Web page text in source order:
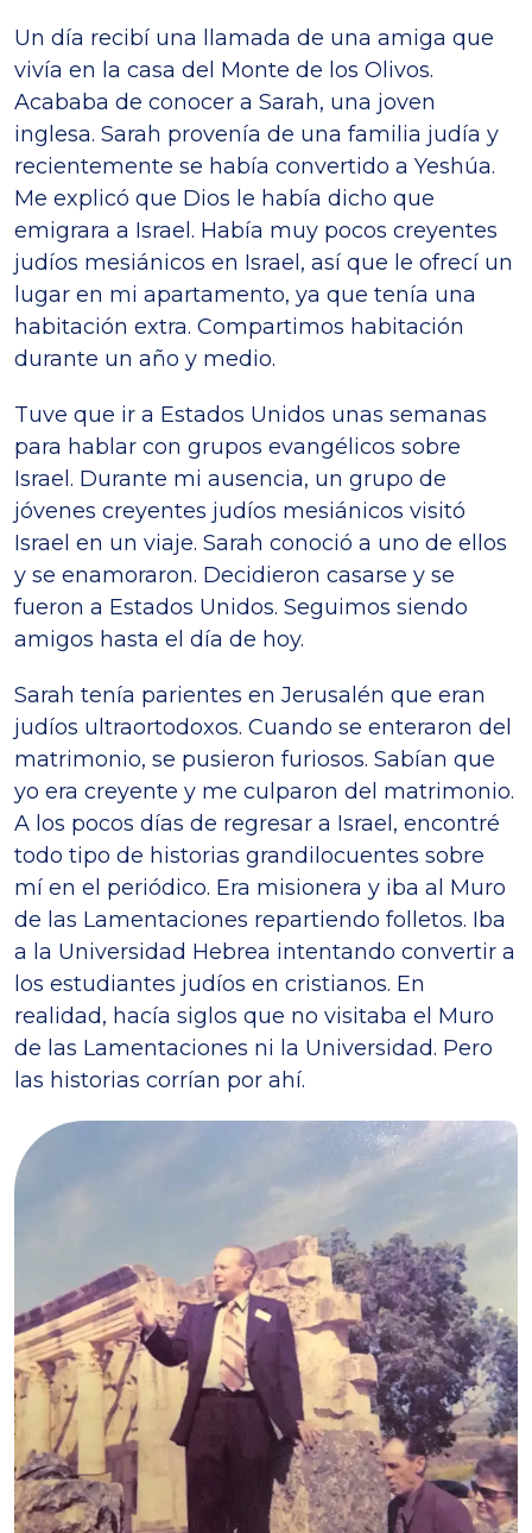
Un día recibí una llamada de una amiga que
vivía en la casa del Monte de los Olivos.
Acababa de conocer a Sarah, una joven
inglesa. Sarah provenía de una familia judía y
recientemente se había convertido a Yeshúa.
Me explicó que Dios le había dicho que
emigrara a Israel. Había muy pocos creyentes
judíos mesiánicos en Israel, así que le ofrecí un
lugar en mi apartamento, ya que tenía una
habitación extra. Compartimos habitación
durante un año y medio.
Tuve que ir a Estados Unidos unas semanas
para hablar con grupos evangélicos sobre
Israel. Durante mi ausencia, un grupo de
jóvenes creyentes judíos mesiánicos visitó
Israel en un viaje. Sarah conoció a uno de ellos
y se enamoraron. Decidieron casarse y se
fueron a Estados Unidos. Seguimos siendo
amigos hasta el día de hoy.
Sarah tenía parientes en Jerusalén que eran
judíos ultraortodoxos. Cuando se enteraron del
matrimonio, se pusieron furiosos. Sabían que
yo era creyente y me culparon del matrimonio.
A los pocos días de regresar a Israel, encontré
todo tipo de historias grandilocuentes sobre
mí en el periódico. Era misionera y iba al Muro
de las Lamentaciones repartiendo folletos. Iba
a la Universidad Hebrea intentando convertir a
los estudiantes judíos en cristianos. En
realidad, hacía siglos que no visitaba el Muro
de las Lamentaciones ni la Universidad. Pero
las historias corrían por ahí.